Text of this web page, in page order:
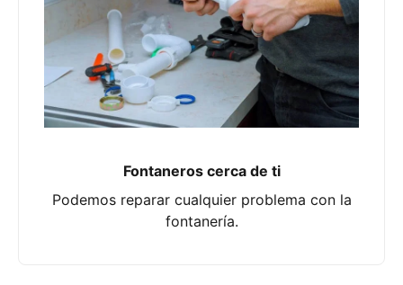
Fontaneros cerca de ti
Podemos reparar cualquier problema con la
fontanería.